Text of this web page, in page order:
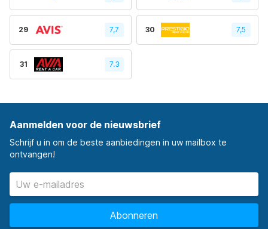
29 7,7 30 7,5
31 7.3
Aanmelden voor de nieuwsbrief
Schrijf u in om de beste aanbiedingen in uw mailbox te
ontvangen!
Abonneren